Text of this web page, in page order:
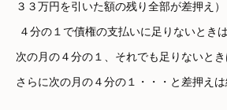
３３万円を引いた額の残り全部が差押え）
４分の１で債権の支払いに足りないときは
次の月の４分の１、それでも足りないとき
さらに次の月の４分の１・・・と差押えは